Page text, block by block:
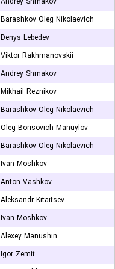
Barashkov Oleg Nikolaevich
Denys Lebedev
Viktor Rakhmanovskii
Andrey Shmakov
Mikhail Reznikov
Barashkov Oleg Nikolaevich
Oleg Borisovich Manuylov
Barashkov Oleg Nikolaevich
Ivan Moshkov
Anton Vashkov
Aleksandr Kitaitsev
Ivan Moshkov
Alexey Manushin
Igor Zemit